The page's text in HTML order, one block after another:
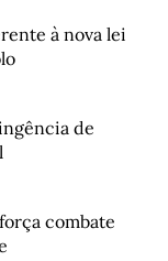
à nova lei
de
combate